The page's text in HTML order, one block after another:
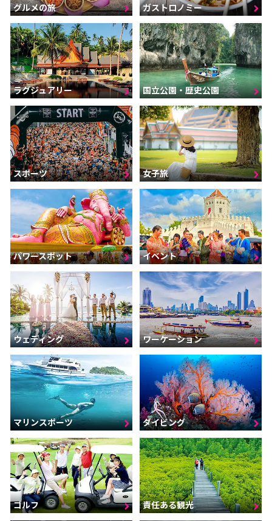
グルメの旅 ガストロノミー
ラグジュアリー 国立公園・歴史公園
スポーツ 女子旅
パワースポット イベント
ウェディング ワーケーション
マリンスポーツ ダイビング
ゴルフ 責任ある観光